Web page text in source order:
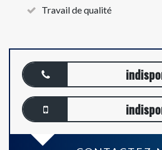
Travail de qualité